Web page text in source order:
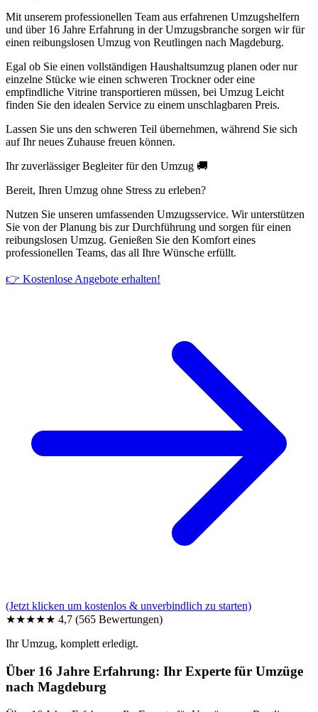
Mit unserem professionellen Team aus erfahrenen Umzugshelfern
und über 16 Jahre Erfahrung in der Umzugsbranche sorgen wir für
einen reibungslosen Umzug von Reutlingen nach Magdeburg.
Egal ob Sie einen vollständigen Haushaltsumzug planen oder nur
einzelne Stücke wie einen schweren Trockner oder eine
empfindliche Vitrine transportieren müssen, bei Umzug Leicht
finden Sie den idealen Service zu einem unschlagbaren Preis.
Lassen Sie uns den schweren Teil übernehmen, während Sie sich
auf Ihr neues Zuhause freuen können.
Ihr zuverlässiger Begleiter für den Umzug 🚚
Bereit, Ihren Umzug ohne Stress zu erleben?
Nutzen Sie unseren umfassenden Umzugsservice. Wir unterstützen
Sie von der Planung bis zur Durchführung und sorgen für einen
reibungslosen Umzug. Genießen Sie den Komfort eines
professionellen Teams, das all Ihre Wünsche erfüllt.
👉 Kostenlose Angebote erhalten!
(Jetzt klicken um kostenlos & unverbindlich zu starten)
★★★★★ 4,7 (565 Bewertungen)
Ihr Umzug, komplett erledigt.
Über 16 Jahre Erfahrung: Ihr Experte für Umzüge
nach Magdeburg